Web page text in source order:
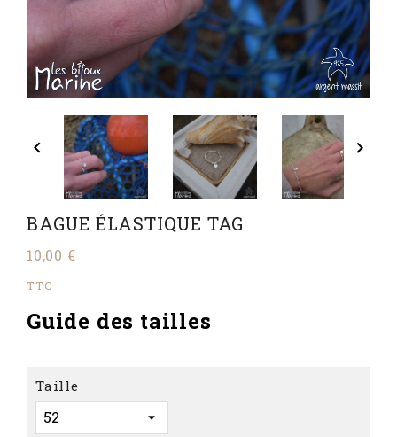
 
BAGUE ÉLASTIQUE TAG
10,00 €
TTC
Guide des tailles
Taille